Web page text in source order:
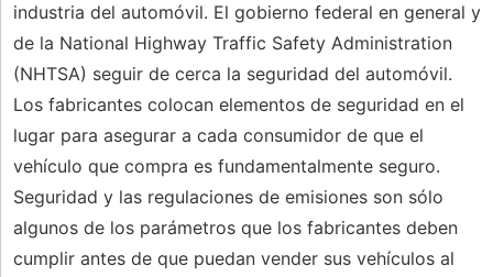
industria del automóvil. El gobierno federal en general y
de la National Highway Traffic Safety Administration
(NHTSA) seguir de cerca la seguridad del automóvil.
Los fabricantes colocan elementos de seguridad en el
lugar para asegurar a cada consumidor de que el
vehículo que compra es fundamentalmente seguro.
Seguridad y las regulaciones de emisiones son sólo
algunos de los parámetros que los fabricantes deben
cumplir antes de que puedan vender sus vehículos al